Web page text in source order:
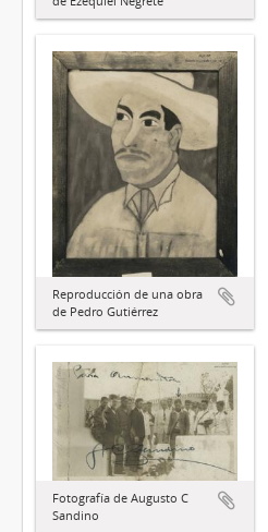
Reproducción de una obra
de Pedro Gutiérrez
Fotografía de Augusto C
Sandino